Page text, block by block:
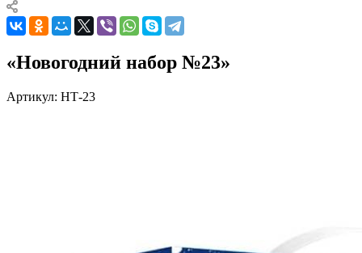
«Новогодний набор №23»
Артикул: НТ-23